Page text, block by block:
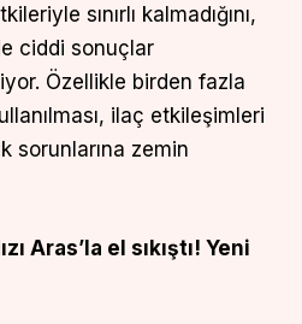
sınırlı kalmadığını,
ciddi sonuçlar
Özellikle birden fazla
ilaç etkileşimleri
sorunlarına zemin
Aras’la el sıkıştı! Yeni